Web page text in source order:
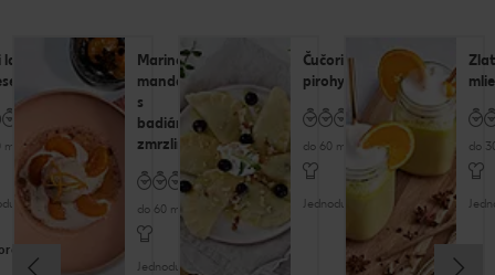
latte
Marinované
mandarínky
s
badiánovou
zmrzlinou
do 60 minút
Jednoduché
Čučoriedkové
pirohy
do 60 minút
Jednoduché
do